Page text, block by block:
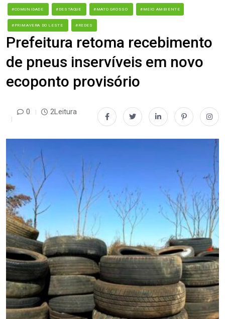
#COMUNIDADE #DESTAQUE #MATO GROSSO #MEIO AMBIENTE
#PRIMAVERA DO LESTE #REDES
Prefeitura retoma recebimento
de pneus inservíveis em novo
ecoponto provisório
0 2Leitura